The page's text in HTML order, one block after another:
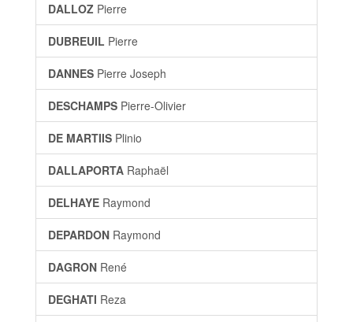
DALLOZ Pierre
DUBREUIL Pierre
DANNES Pierre Joseph
DESCHAMPS Pierre-Olivier
DE MARTIIS Plinio
DALLAPORTA Raphaël
DELHAYE Raymond
DEPARDON Raymond
DAGRON René
DEGHATI Reza